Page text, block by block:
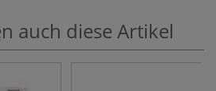
auch diese Artikel